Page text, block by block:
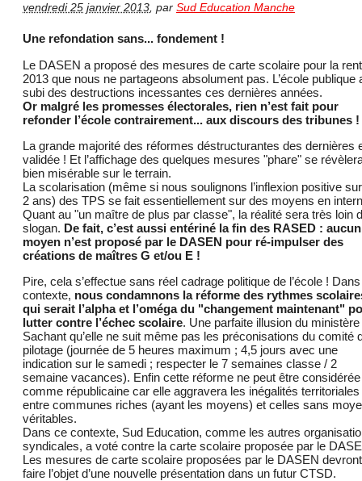
vendredi 25 janvier 2013 par Sud Education Manche
Une refondation sans... fondement !
Le DASEN a proposé des mesures de carte scolaire pour la
2013 que nous ne partageons absolument pas. L’école publique
subi des destructions incessantes ces dernières années.
Or malgré les promesses électorales, rien n’est fait pour
refonder l’école contrairement... aux discours des tribunes !
La grande majorité des réformes déstructurantes des dernières
validée ! Et l’affichage des quelques mesures "phare" se
bien misérable sur le terrain.
La scolarisation (même si nous soulignons l’inflexion positive
2 ans) des TPS se fait essentiellement sur des moyens en
Quant au "un maître de plus par classe", la réalité sera très loin
slogan. De fait, c’est aussi entériné la fin des RASED : aucun
moyen n’est proposé par le DASEN pour ré-impulser des
créations de maîtres G et/ou E !
Pire, cela s’effectue sans réel cadrage politique de l’école !
contexte, nous condamnons la réforme des rythmes
qui serait l’alpha et l’oméga du "changement maintenant"
lutter contre l’échec scolaire. Une parfaite illusion du ministère
Sachant qu’elle ne suit même pas les préconisations du comité
pilotage (journée de 5 heures maximum ; 4,5 jours avec une
indication sur le samedi ; respecter le 7 semaines classe / 2
semaine vacances). Enfin cette réforme ne peut être considérée
comme républicaine car elle aggravera les inégalités territoriales
entre communes riches (ayant les moyens) et celles sans
véritables.
Dans ce contexte, Sud Education, comme les autres
syndicales, a voté contre la carte scolaire proposée par le
Les mesures de carte scolaire proposées par le DASEN devront
faire l’objet d’une nouvelle présentation dans un futur CTSD.